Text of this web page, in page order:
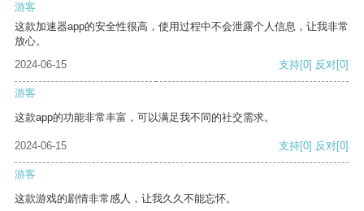
游客
这款加速器app的安全性很高，使用过程中不会泄露个人信息，让我非常
放心。
2024-06-15
支持[0] 反对[0]
游客
这款app的功能非常丰富，可以满足我不同的社交需求。
2024-06-15 支持[0] 反对[0]
游客
这款游戏的剧情非常感人，让我久久不能忘怀。